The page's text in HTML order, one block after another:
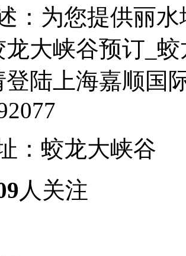
：为您提供丽
龙大峡谷预订_
登陆上海嘉顺国
：蛟龙大峡谷
人关注